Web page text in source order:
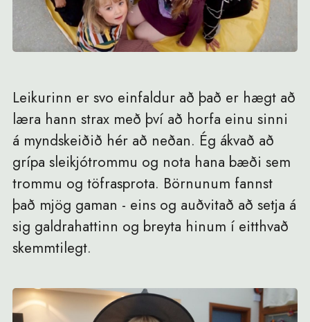
Leikurinn er svo einfaldur að það er hægt að
læra hann strax með því að horfa einu sinni
á myndskeiðið hér að neðan. Ég ákvað að
grípa sleikjótrommu og nota hana bæði sem
trommu og töfrasprota. Börnunum fannst
það mjög gaman - eins og auðvitað að setja á
sig galdrahattinn og breyta hinum í eitthvað
skemmtilegt.